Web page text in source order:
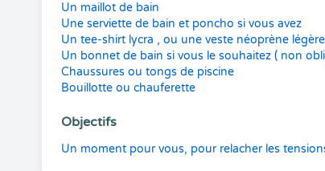
Un maillot de bain
Une serviette de bain et poncho si vous avez
Un tee-shirt lycra , ou une veste néoprène légère
Un bonnet de bain si vous le souhaitez ( non
Chaussures ou tongs de piscine
Bouillotte ou chauferette
Objectifs
Un moment pour vous, pour relacher les